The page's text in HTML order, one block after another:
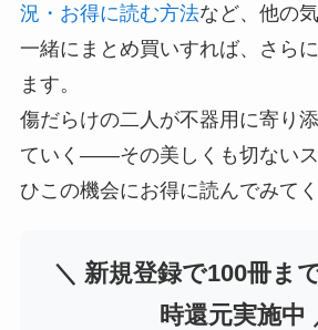
況・お得に読む方法など、他の
一緒にまとめ買いすれば、さら
ます。
傷だらけの二人が不器用に寄り
ていく——その美しくも切ない
ひこの機会にお得に読んでみてく
＼ 新規登録で100冊ま
時還元実施中